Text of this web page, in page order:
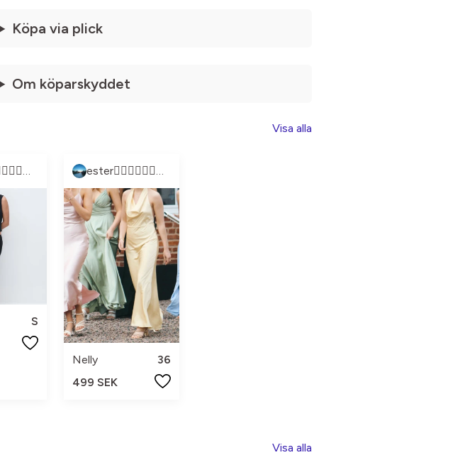
Köpa via plick
Om köparskyddet
Visa alla
ester👩🏼‍❤️‍💋‍👩🏽👩🏼‍❤️‍💋‍👩🏽
S
ester👩🏼‍❤️‍💋‍👩🏽👩🏼‍❤️‍💋‍👩🏽
Nelly
36
499 SEK
Visa alla